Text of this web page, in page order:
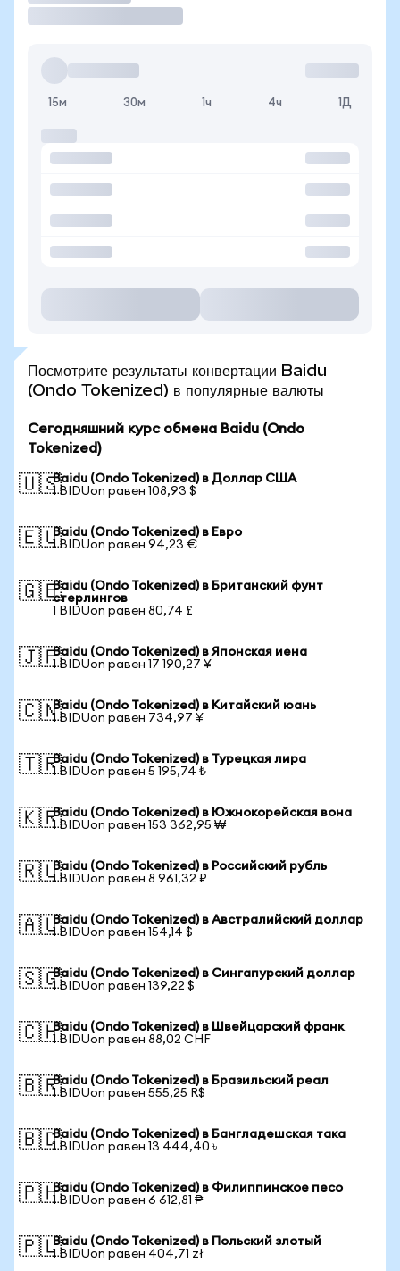
15м 30м 1ч 4ч 1Д
Посмотрите результаты конвертации Baidu
(Ondo Tokenized) в популярные валюты
Сегодняшний курс обмена Baidu (Ondo
Tokenized)
🇺🇸Baidu (Ondo Tokenized) в Доллар США
1 BIDUon равен 108,93 $
🇪🇺Baidu (Ondo Tokenized) в Евро
1 BIDUon равен 94,23 €
🇬🇧Baidu (Ondo Tokenized) в Британский фунт
стерлингов
1 BIDUon равен 80,74 £
🇯🇵Baidu (Ondo Tokenized) в Японская иена
1 BIDUon равен 17 190,27 ¥
🇨🇳Baidu (Ondo Tokenized) в Китайский юань
1 BIDUon равен 734,97 ¥
🇹🇷Baidu (Ondo Tokenized) в Турецкая лира
1 BIDUon равен 5 195,74 ₺
🇰🇷Baidu (Ondo Tokenized) в Южнокорейская вона
1 BIDUon равен 153 362,95 ₩
🇷🇺Baidu (Ondo Tokenized) в Российский рубль
1 BIDUon равен 8 961,32 ₽
🇦🇺Baidu (Ondo Tokenized) в Австралийский доллар
1 BIDUon равен 154,14 $
🇸🇬Baidu (Ondo Tokenized) в Сингапурский доллар
1 BIDUon равен 139,22 $
🇨🇭Baidu (Ondo Tokenized) в Швейцарский франк
1 BIDUon равен 88,02 CHF
🇧🇷Baidu (Ondo Tokenized) в Бразильский реал
1 BIDUon равен 555,25 R$
🇧🇩Baidu (Ondo Tokenized) в Бангладешская така
1 BIDUon равен 13 444,40 ৳
🇵🇭Baidu (Ondo Tokenized) в Филиппинское песо
1 BIDUon равен 6 612,81 ₱
🇵🇱Baidu (Ondo Tokenized) в Польский злотый
1 BIDUon равен 404,71 zł